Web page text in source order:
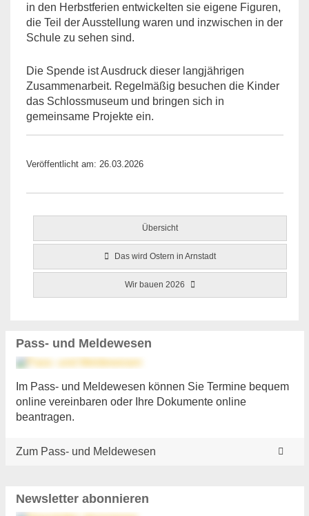
in den Herbstferien entwickelten sie eigene Figuren,
die Teil der Ausstellung waren und inzwischen in der
Schule zu sehen sind.
Die Spende ist Ausdruck dieser langjährigen
Zusammenarbeit. Regelmäßig besuchen die Kinder
das Schlossmuseum und bringen sich in
gemeinsame Projekte ein.
Veröffentlicht am: 26.03.2026
Übersicht
Das wird Ostern in Arnstadt
Wir bauen 2026
Pass- und Meldewesen
Im Pass- und Meldewesen können Sie Termine bequem
online vereinbaren oder Ihre Dokumente online
beantragen.
Zum Pass- und Meldewesen
Newsletter abonnieren